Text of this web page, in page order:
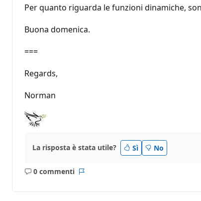
Per quanto riguarda le funzioni dinamiche,
Buona domenica.
===
Regards,
Norman
La risposta è stata utile? Sì No
0 commenti
Nessun